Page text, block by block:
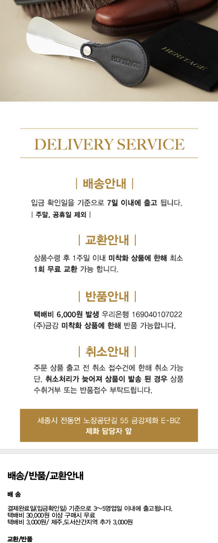
배송/반품/교환안내
배 송
결제완료일(입금확인일) 기준으로 3~5영업일 이내에 출고됩니다.
택배비 30,000원 이상 구매시 무료
택배비 3,000원/ 제주,도서산간지역 추가 3,000원
교환/반품